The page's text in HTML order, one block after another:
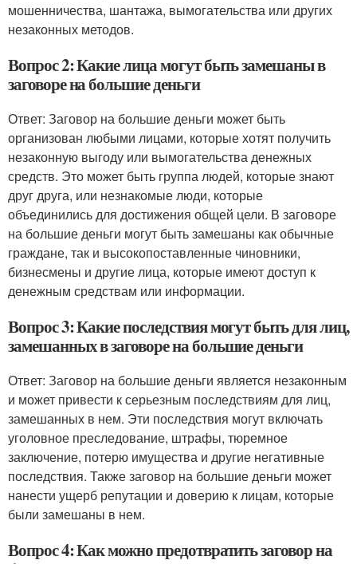
мошенничества, шантажа, вымогательства или других
незаконных методов.
Вопрос 2: Какие лица могут быть замешаны в
заговоре на большие деньги
Ответ: Заговор на большие деньги может быть
организован любыми лицами, которые хотят получить
незаконную выгоду или вымогательства денежных
средств. Это может быть группа людей, которые знают
друг друга, или незнакомые люди, которые
объединились для достижения общей цели. В заговоре
на большие деньги могут быть замешаны как обычные
граждане, так и высокопоставленные чиновники,
бизнесмены и другие лица, которые имеют доступ к
денежным средствам или информации.
Вопрос 3: Какие последствия могут быть для лиц,
замешанных в заговоре на большие деньги
Ответ: Заговор на большие деньги является незаконным
и может привести к серьезным последствиям для лиц,
замешанных в нем. Эти последствия могут включать
уголовное преследование, штрафы, тюремное
заключение, потерю имущества и другие негативные
последствия. Также заговор на большие деньги может
нанести ущерб репутации и доверию к лицам, которые
были замешаны в нем.
Вопрос 4: Как можно предотвратить заговор на